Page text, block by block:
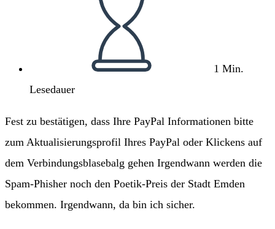
1 Min.
Lesedauer
Fest zu bestätigen, dass Ihre PayPal Informationen bitte
zum Aktualisierungsprofil Ihres PayPal oder Klickens auf
dem Verbindungsblasebalg gehen Irgendwann werden die
Spam-Phisher noch den Poetik-Preis der Stadt Emden
bekommen. Irgendwann, da bin ich sicher.